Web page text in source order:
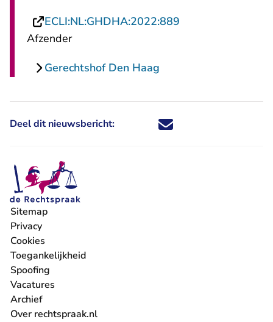
ECLI:NL:GHDHA:2022:889
Afzender
Gerechtshof Den Haag
Deel dit nieuwsbericht: Deel dit nieuwsbericht via X -
Deel dit nieuwsbericht via
Deel dit nieuwsbericht
Deel dit
Sitemap
Privacy
Cookies
Toegankelijkheid
Spoofing
Vacatures
- U verlaat Rechtspraak.nl
Archief
Over rechtspraak.nl